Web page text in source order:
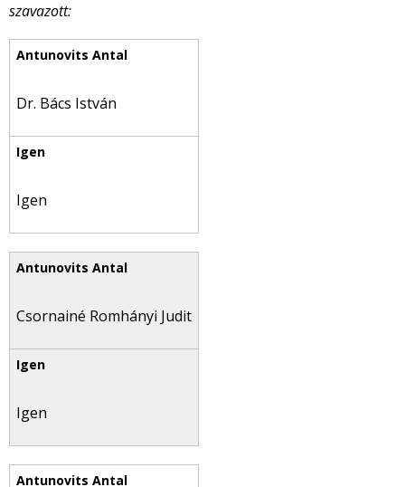
szavazott:
Dr. Bács István
Igen
Csornainé Romhányi Judit
Igen